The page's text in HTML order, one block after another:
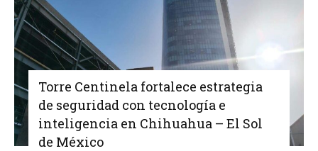
Torre Centinela fortalece estrategia
de seguridad con tecnología e
inteligencia en Chihuahua – El Sol
de México